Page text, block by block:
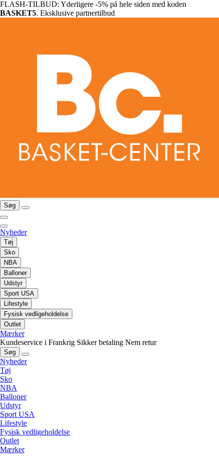
FLASH-TILBUD: Yderligere -5% på hele siden med koden
BASKET5. Eksklusive partnertilbud
Søg
Nyheder
Tøj
Sko
NBA
Balloner
Udstyr
Sport USA
Lifestyle
Fysisk vedligeholdelse
Outlet
Mærker
Kundeservice i Frankrig Sikker betaling Nem retur
Søg
Nyheder
Tøj
Sko
NBA
Balloner
Udstyr
Sport USA
Lifestyle
Fysisk vedligeholdelse
Outlet
Mærker